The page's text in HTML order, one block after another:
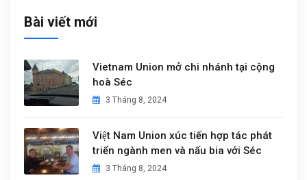
Bài viết mới
Vietnam Union mở chi nhánh tại cộng
hoà Séc
3 Tháng 8, 2024
Việt Nam Union xúc tiến hợp tác phát
triển ngành men và nấu bia với Séc
3 Tháng 8, 2024